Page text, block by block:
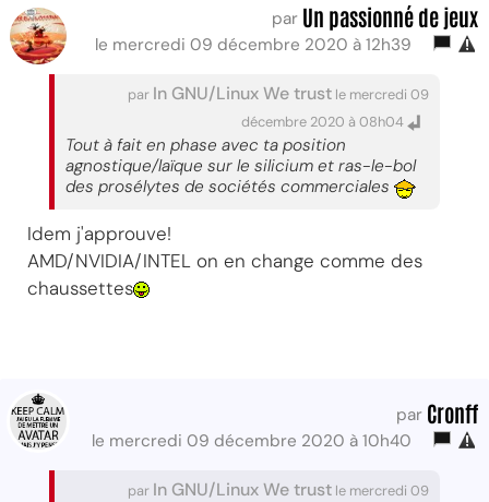
par Un passionné de jeux
le mercredi 09 décembre 2020 à 12h39
par In GNU/Linux We trust le mercredi 09
décembre 2020 à 08h04
Tout à fait en phase avec ta position
agnostique/laïque sur le silicium et ras-le-bol
des prosélytes de sociétés commerciales
Idem j'approuve!
AMD/NVIDIA/INTEL on en change comme des
chaussettes
par Cronff
le mercredi 09 décembre 2020 à 10h40
par In GNU/Linux We trust le mercredi 09